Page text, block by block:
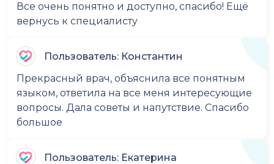
Все очень понятно и доступно, спасибо! Ещё
вернусь к специалисту
Пользователь: Константин
Прекрасный врач, объяснила все понятным
языком, ответила на все меня интересующие
вопросы. Дала советы и напутствие. Спасибо
большое
Пользователь: Екатерина